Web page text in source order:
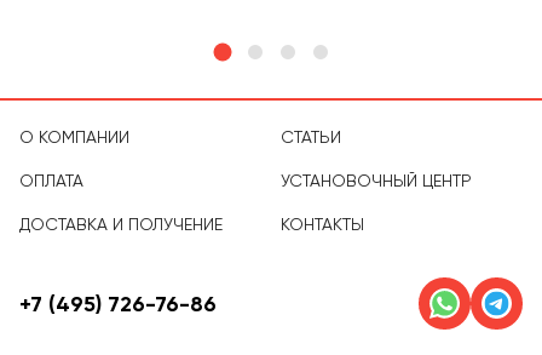
О КОМПАНИИ
ОПЛАТА
ДОСТАВКА И ПОЛУЧЕНИЕ
СТАТЬИ
УСТАНОВОЧНЫЙ ЦЕНТР
КОНТАКТЫ
+7 (495) 726-76-86